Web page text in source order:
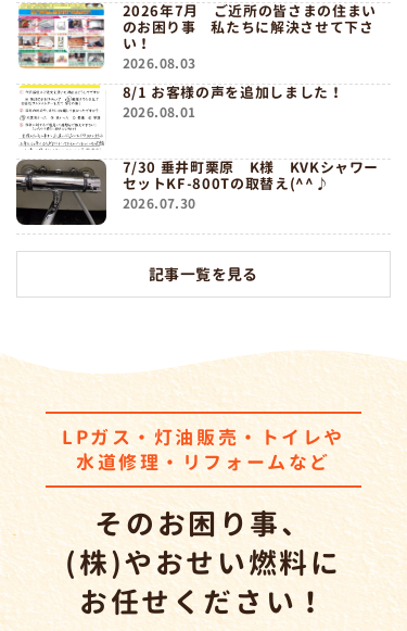
2026年7月 ご近所の皆さまの住まい
のお困り事 私たちに解決させて下さ
い！
2026.08.03
8/1 お客様の声を追加しました！
2026.08.01
7/30 垂井町栗原 K様 KVKシャワー
セットKF-800Tの取替え(^^♪
2026.07.30
記事一覧を見る
LPガス・灯油販売・トイレや
水道修理・リフォームなど
そのお困り事、
(株)やおせい燃料に
お任せください！